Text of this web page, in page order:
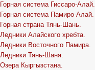
Горная система Гиссаро-Алай.
Горная система Памиро-Алай.
Горная страна Тянь-Шань.
Ледники Алайского хребта.
Ледники Восточного Памира.
Ледники Тянь-Шаня.
Озера Кыргызстана.